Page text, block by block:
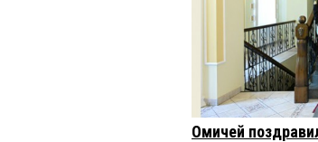
Омич 3
Это те
Омичей